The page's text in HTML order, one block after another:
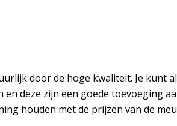
door de hoge kwaliteit. Je kunt
deze zijn een goede toevoeging
houden met de prijzen van de